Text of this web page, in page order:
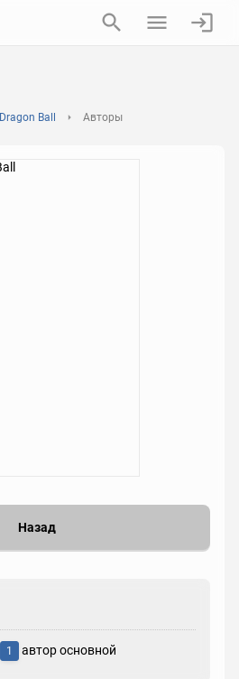
Dragon Ball Авторы
Назад
1 автор основной